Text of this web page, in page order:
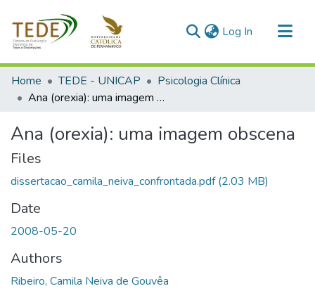
Log In (current)
Communities & Collections
All of DSpace
Home TEDE - UNICAP
Psicologia Clínica
Ana (orexia): uma imagem obscena
Ana (orexia): uma imagem obscena
Files
dissertacao_camila_neiva_confrontada.pdf(2.03 MB)
Date
2008-05-20
Authors
Ribeiro, Camila Neiva de Gouvêa